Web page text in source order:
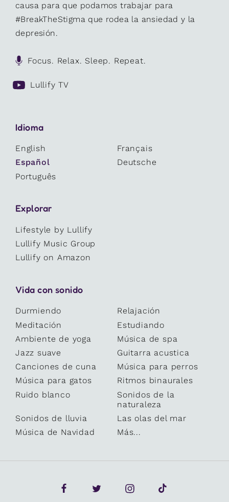
causa para que podamos trabajar para
#BreakTheStigma que rodea la ansiedad y la
depresión.
Focus. Relax. Sleep. Repeat.
Lullify TV
Idioma
English
Français
Español
Deutsche
Português
Explorar
Lifestyle by Lullify
Lullify Music Group
Lullify on Amazon
Vida con sonido
Durmiendo
Relajación
Meditación
Estudiando
Ambiente de yoga
Música de spa
Jazz suave
Guitarra acustica
Canciones de cuna
Música para perros
Música para gatos
Ritmos binaurales
Ruido blanco
Sonidos de la
naturaleza
Sonidos de lluvia
Las olas del mar
Música de Navidad
Más...